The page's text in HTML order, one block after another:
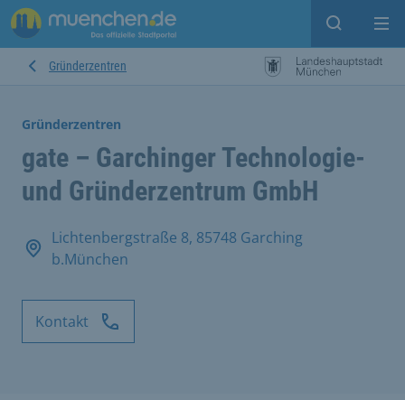
Suche
Gründerzentren
Gründerzentren
gate – Garchinger Technologie-
und Gründerzentrum GmbH
Lichtenbergstraße 8, 85748 Garching
b.München
Kontakt